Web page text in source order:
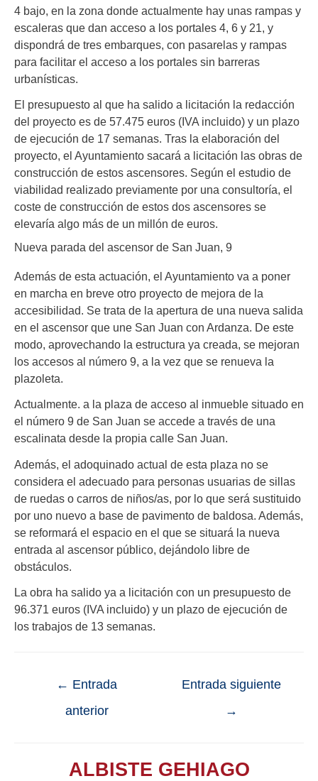
4 bajo, en la zona donde actualmente hay unas rampas y
escaleras que dan acceso a los portales 4, 6 y 21, y
dispondrá de tres embarques, con pasarelas y rampas
para facilitar el acceso a los portales sin barreras
urbanísticas.
El presupuesto al que ha salido a licitación la redacción
del proyecto es de 57.475 euros (IVA incluido) y un plazo
de ejecución de 17 semanas. Tras la elaboración del
proyecto, el Ayuntamiento sacará a licitación las obras de
construcción de estos ascensores. Según el estudio de
viabilidad realizado previamente por una consultoría, el
coste de construcción de estos dos ascensores se
elevaría algo más de un millón de euros.
Nueva parada del ascensor de San Juan, 9
Además de esta actuación, el Ayuntamiento va a poner
en marcha en breve otro proyecto de mejora de la
accesibilidad. Se trata de la apertura de una nueva salida
en el ascensor que une San Juan con Ardanza. De este
modo, aprovechando la estructura ya creada, se mejoran
los accesos al número 9, a la vez que se renueva la
plazoleta.
Actualmente. a la plaza de acceso al inmueble situado en
el número 9 de San Juan se accede a través de una
escalinata desde la propia calle San Juan.
Además, el adoquinado actual de esta plaza no se
considera el adecuado para personas usuarias de sillas
de ruedas o carros de niños/as, por lo que será sustituido
por uno nuevo a base de pavimento de baldosa. Además,
se reformará el espacio en el que se situará la nueva
entrada al ascensor público, dejándolo libre de
obstáculos.
La obra ha salido ya a licitación con un presupuesto de
96.371 euros (IVA incluido) y un plazo de ejecución de
los trabajos de 13 semanas.
← Entrada
anterior
Entrada siguiente
→
ALBISTE GEHIAGO